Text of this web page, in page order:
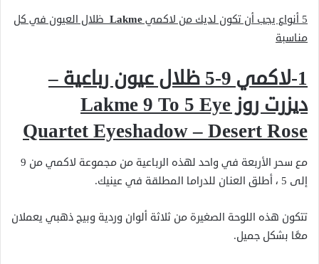
5 أنواع يجب أن تكون لديك من لاكمي Lakme ظلال العيون في كل
مناسبة
1-لاكمي 9-5 ظلال عيون رباعية –
ديزرت روز Lakme 9 To 5 Eye
Quartet Eyeshadow – Desert Rose
مع سحر الأربعة في واحد لهذه الرباعية من مجموعة لاكمي من 9
إلى 5 ، أطلق العنان للدراما المطلقة في عينيك.
تتكون هذه اللوحة الصغيرة من ثلاثة ألوان وردية وبيج ذهبي يعملان
معًا بشكل جميل.